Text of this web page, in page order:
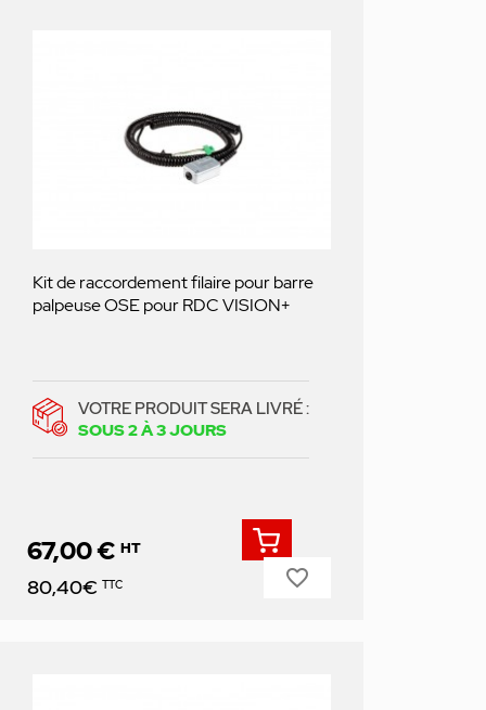
Kit de raccordement filaire pour barre
palpeuse OSE pour RDC VISION+
VOTRE PRODUIT SERA LIVRÉ :
SOUS 2 À 3 JOURS
Prix
67,00 € HT
80,40€ TTC favorite_border